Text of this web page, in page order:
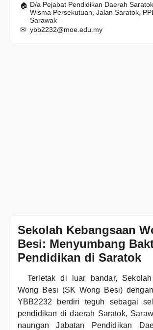
D/a Pejabat Pendidikan Daerah
Wisma Persekutuan, Jalan Saratok,
Sarawak
ybb2232@moe.edu.my
Sekolah Kebangsaan
Besi: Menyumbang
Pendidikan di Saratok
Terletak di luar bandar, Sekolah
Wong Besi (SK Wong Besi)
YBB2232 berdiri teguh sebagai
pendidikan di daerah Saratok,
naungan Jabatan Pendidikan